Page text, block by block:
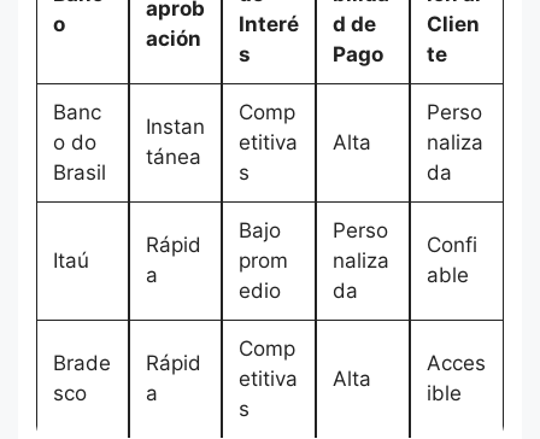
o
aprob
ación
Interé
s
d de
Pago
Clien
te
Banc
o do
Brasil
Instan
tánea
Comp
etitiva
s
Alta
Perso
naliza
da
Itaú
Rápid
a
Bajo
prom
edio
Perso
naliza
da
Confi
able
Brade
sco
Rápid
a
Comp
etitiva
s
Alta
Acces
ible